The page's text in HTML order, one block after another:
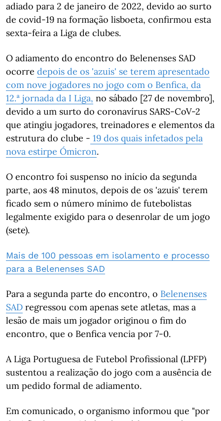
adiado para 2 de janeiro de 2022, devido ao surto
de covid-19 na formação lisboeta, confirmou esta
sexta-feira a Liga de clubes.
O adiamento do encontro do Belenenses SAD
ocorre depois de os 'azuis' se terem apresentado
com nove jogadores no jogo com o Benfica, da
12.ª jornada da I Liga, no sábado [27 de novembro],
devido a um surto do coronavírus SARS-CoV-2
que atingiu jogadores, treinadores e elementos da
estrutura do clube - 19 dos quais infetados pela
nova estirpe Ómicron.
O encontro foi suspenso no início da segunda
parte, aos 48 minutos, depois de os 'azuis' terem
ficado sem o número mínimo de futebolistas
legalmente exigido para o desenrolar de um jogo
(sete).
Mais de 100 pessoas em isolamento e processo
para a Belenenses SAD
Para a segunda parte do encontro, o Belenenses
SAD regressou com apenas sete atletas, mas a
lesão de mais um jogador originou o fim do
encontro, que o Benfica vencia por 7-0.
A Liga Portuguesa de Futebol Profissional (LPFP)
sustentou a realização do jogo com a ausência de
um pedido formal de adiamento.
Em comunicado, o organismo informou que "por